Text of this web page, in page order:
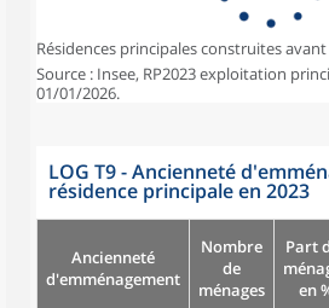
Résidences principales construites avant
Source : Insee, RP2023 exploitation
01/01/2026.
LOG T9 - Ancienneté
résidence principale en 2023
Ancienneté
d'emménagement
Nombre
de
ménages
Part
en